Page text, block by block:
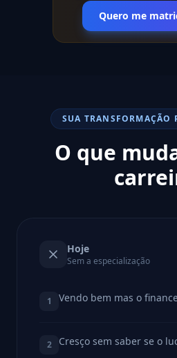
Quero me
SUA TRANSFORMAÇÃO
O que
Hoje
Sem a especialização
1 Vendo bem mas o
2 Cresço sem saber se o